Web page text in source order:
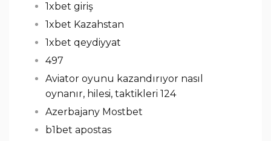
1xbet giriş
1xbet Kazahstan
1xbet qeydiyyat
497
Aviator oyunu kazandırıyor nasıl
oynanır, hilesi, taktikleri 124
Azerbajany Mostbet
b1bet apostas